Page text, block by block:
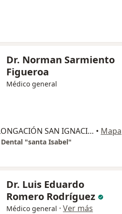
Dr. Norman Sarmiento
Figueroa
Médico general
LAREDO - PROLONGACIÓN SAN IGNACIO Nº 28 SECTOR SANTA CATALINA ., Trujillo • Mapa
"santa Isabel"
Dr. Luis Eduardo
Romero Rodríguez
Médico general · Ver más